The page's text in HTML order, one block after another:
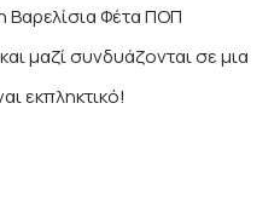
Βαρελίσια Φέτα ΠΟΠ
μαζί συνδυάζονται σε μια
εκπληκτικό!